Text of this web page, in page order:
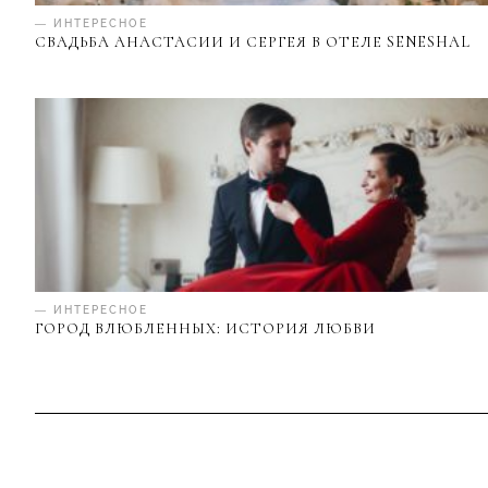
— ИНТЕРЕСНОЕ
СВАДЬБА АНАСТАСИИ И СЕРГЕЯ В ОТЕЛЕ SENESHAL
— ИНТЕРЕСНОЕ
ГОРОД ВЛЮБЛЕННЫХ: ИСТОРИЯ ЛЮБВИ